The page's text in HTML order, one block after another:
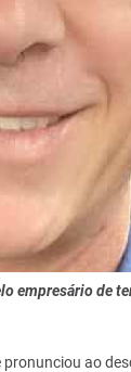
empresário de
ao